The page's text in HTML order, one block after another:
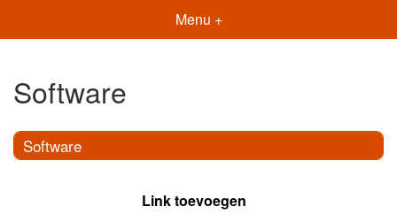
Menu +
Software
Software
Link toevoegen